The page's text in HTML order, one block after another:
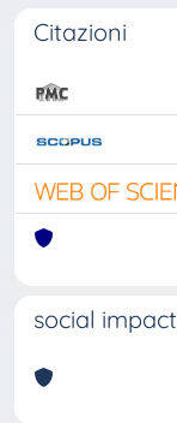
Citazioni
social impact